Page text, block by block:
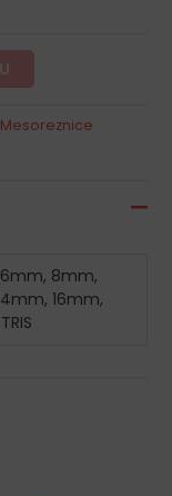
Mesoreznice
8mm,
16mm,